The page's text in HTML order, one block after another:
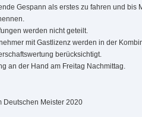
Gespann als erstes zu fahren und bis
werden nicht geteilt.
mit Gastlizenz werden in der
berücksichtigt.
an der Hand am Freitag Nachmittag.
Deutschen Meister 2020